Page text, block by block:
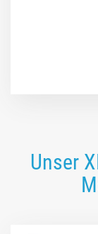
Unser